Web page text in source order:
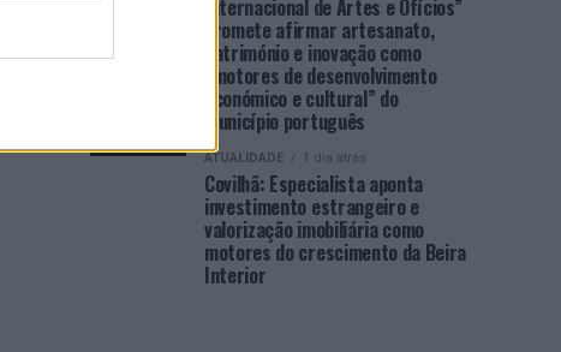
Internacional de Artes e Ofícios”
promete afirmar artesanato,
património e inovação como
“motores de desenvolvimento
económico e cultural” do
município português
ATUALIDADE 1 dia atrás
Covilhã: Especialista aponta
investimento estrangeiro e
valorização imobiliária como
motores do crescimento da Beira
Interior